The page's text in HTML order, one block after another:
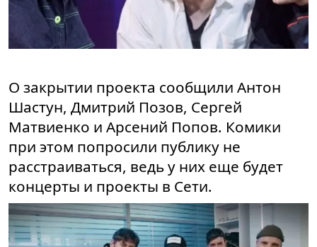
О закрытии проекта сообщили Антон
Шастун, Дмитрий Позов, Сергей
Матвиенко и Арсений Попов. Комики
при этом попросили публику не
расстраиваться, ведь у них еще будет
концерты и проекты в Сети.